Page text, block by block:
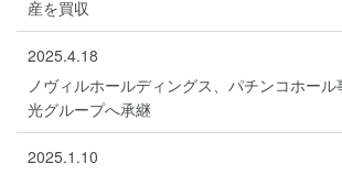
産を買収
2025.4.18
ノヴィルホールディングス、パチンコホー
光グループへ承継
2025.1.10